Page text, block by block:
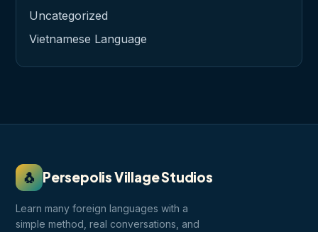
Uncategorized
Vietnamese Language
🐧 Persepolis Village Studios
Learn many foreign languages with a
simple method, real conversations, and